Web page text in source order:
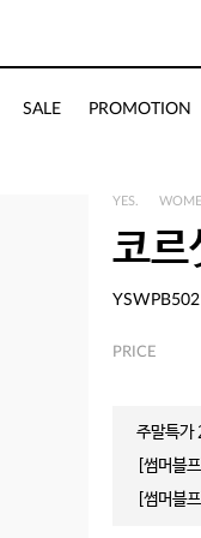
SALE PROMOTION
YES.
코르
YSWPB502
PRICE
주말특
[썸머블
[썸머블